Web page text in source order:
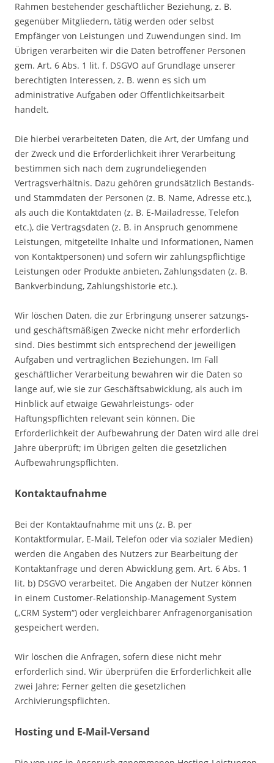
Rahmen bestehender geschäftlicher Beziehung, z. B.
gegenüber Mitgliedern, tätig werden oder selbst
Empfänger von Leistungen und Zuwendungen sind. Im
Übrigen verarbeiten wir die Daten betroffener Personen
gem. Art. 6 Abs. 1 lit. f. DSGVO auf Grundlage unserer
berechtigten Interessen, z. B. wenn es sich um
administrative Aufgaben oder Öffentlichkeitsarbeit
handelt.
Die hierbei verarbeiteten Daten, die Art, der Umfang und
der Zweck und die Erforderlichkeit ihrer Verarbeitung
bestimmen sich nach dem zugrundeliegenden
Vertragsverhältnis. Dazu gehören grundsätzlich Bestands-
und Stammdaten der Personen (z. B. Name, Adresse etc.),
als auch die Kontaktdaten (z. B. E-Mailadresse, Telefon
etc.), die Vertragsdaten (z. B. in Anspruch genommene
Leistungen, mitgeteilte Inhalte und Informationen, Namen
von Kontaktpersonen) und sofern wir zahlungspflichtige
Leistungen oder Produkte anbieten, Zahlungsdaten (z. B.
Bankverbindung, Zahlungshistorie etc.).
Wir löschen Daten, die zur Erbringung unserer satzungs-
und geschäftsmäßigen Zwecke nicht mehr erforderlich
sind. Dies bestimmt sich entsprechend der jeweiligen
Aufgaben und vertraglichen Beziehungen. Im Fall
geschäftlicher Verarbeitung bewahren wir die Daten so
lange auf, wie sie zur Geschäftsabwicklung, als auch im
Hinblick auf etwaige Gewährleistungs- oder
Haftungspflichten relevant sein können. Die
Erforderlichkeit der Aufbewahrung der Daten wird alle drei
Jahre überprüft; im Übrigen gelten die gesetzlichen
Aufbewahrungspflichten.
Kontaktaufnahme
Bei der Kontaktaufnahme mit uns (z. B. per
Kontaktformular, E-Mail, Telefon oder via sozialer Medien)
werden die Angaben des Nutzers zur Bearbeitung der
Kontaktanfrage und deren Abwicklung gem. Art. 6 Abs. 1
lit. b) DSGVO verarbeitet. Die Angaben der Nutzer können
in einem Customer-Relationship-Management System
(„CRM System“) oder vergleichbarer Anfragenorganisation
gespeichert werden.
Wir löschen die Anfragen, sofern diese nicht mehr
erforderlich sind. Wir überprüfen die Erforderlichkeit alle
zwei Jahre; Ferner gelten die gesetzlichen
Archivierungspflichten.
Hosting und E-Mail-Versand